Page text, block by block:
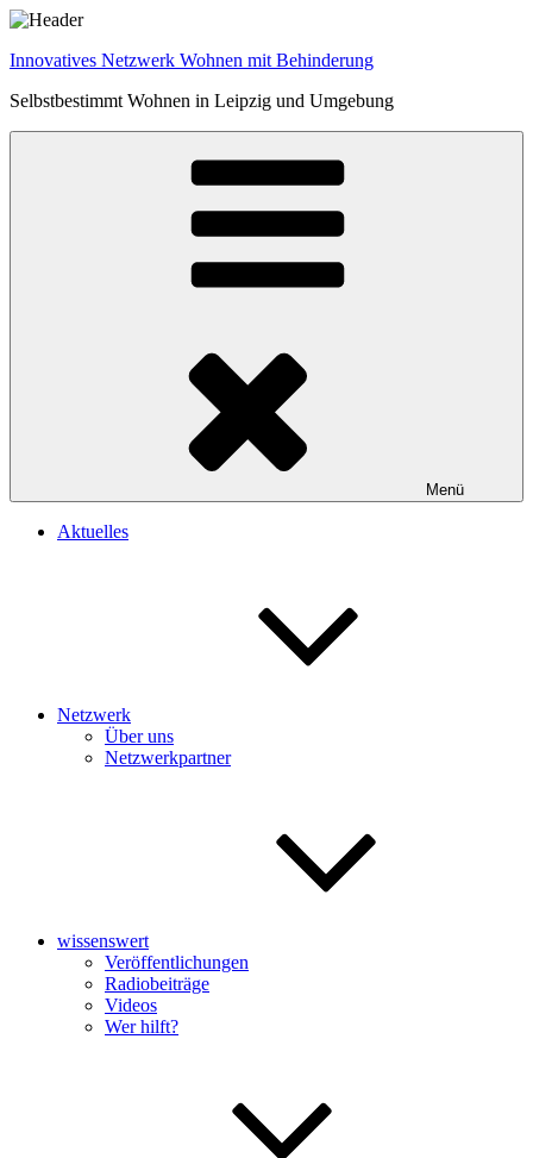
Zum
springen
Innovatives Netzwerk Wohnen mit Behinderung
Selbstbestimmt Wohnen in Leipzig und Umgebung
Menü
Aktuelles
Netzwerk
Über uns
Netzwerkpartner
wissenswert
Veröffentlichungen
Radiobeiträge
Videos
Wer hilft?